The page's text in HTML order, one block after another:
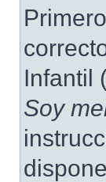
Infantil
Soy